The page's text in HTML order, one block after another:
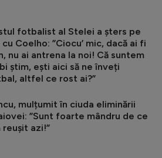
fotbalist al Stelei a șters pe
cu Coelho: ”Ciocu’ mic, dacă ai fi
nu ai antrena la noi! Că suntem
știm, ești aici să ne înveți
altfel ce rost ai?”
mulțumit în ciuda eliminării
”Sunt foarte mândru de ce
reușit azi!”